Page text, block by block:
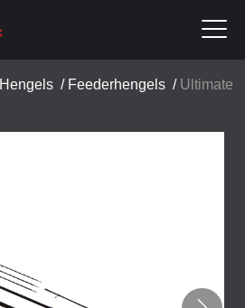
Hengels / Feederhengels / Ultimate